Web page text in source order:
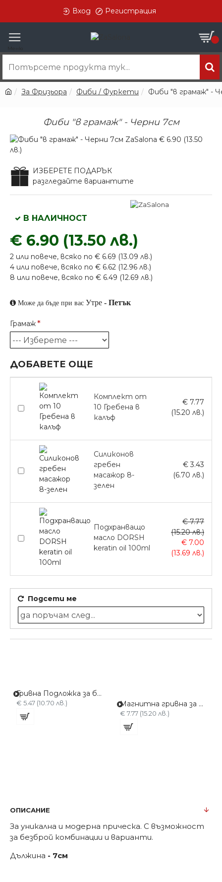
Вход Регистрация
За Фризьора Фиби / Фуркети Фиби "в грамаж" -
Фиби "в грамаж" - Черни 7см
ИЗБЕРЕТЕ ПОДАРЪК
разгледайте вариантите
€ 6.90 (13.50 лв.)
2 или повече, всяко по € 6.69 (13.09 лв.)
4 или повече, всяко по € 6.62 (12.96 лв.)
8 или повече, всяко по € 6.49 (12.69 лв.)
В НАЛИЧНОСТ
Може да бъде при вас Утре - Петък
Грамаж
ДОБАВЕТЕ ОЩЕ
Комплект от
10 Гребена в
калъф
€ 7.77
(15.20 лв.)
Силиконов
гребен
масажор 8-
зелен
€ 3.43
(6.70 лв.)
Подхранващо
масло DORSH
keratin oil 100ml
€ 7.77
(15.20 лв.)
€ 7.00
(13.69 лв.)
Подсети ме
Гривна Подложка за боядисване Червена
€ 5.47 (10.70 лв.) Магнитна гривна за Фиби и Фуркети C-024-синя
€ 7.77 (15.20 лв.)
ОПИСАНИЕ
За уникална и модерна прическа. С възможност
за безброй комбинации и варианти.
Дължина - 7см